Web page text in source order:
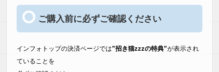
ご購入前に必ずご確認ください
インフォトップの決済ページでは”招き猫zzzの特典”が表示され
ていることを